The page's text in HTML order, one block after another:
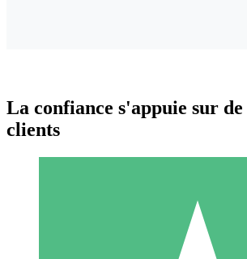
Packs de Crédits
La confiance s'appuie sur
clients